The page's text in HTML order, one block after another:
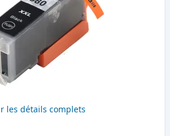
les détails complets